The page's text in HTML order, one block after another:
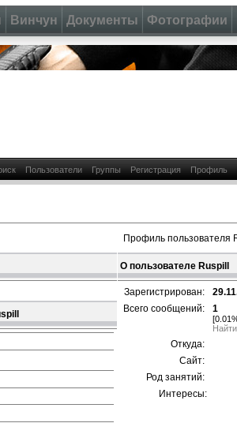
Винчун Документы Фотографии
Пользователи Группы Регистрация Профиль
Профиль пользователя
О пользователе Ruspill
Зарегистрирован:
Всего сообщений:
1
Откуда:
Сайт:
Род занятий:
Интересы: